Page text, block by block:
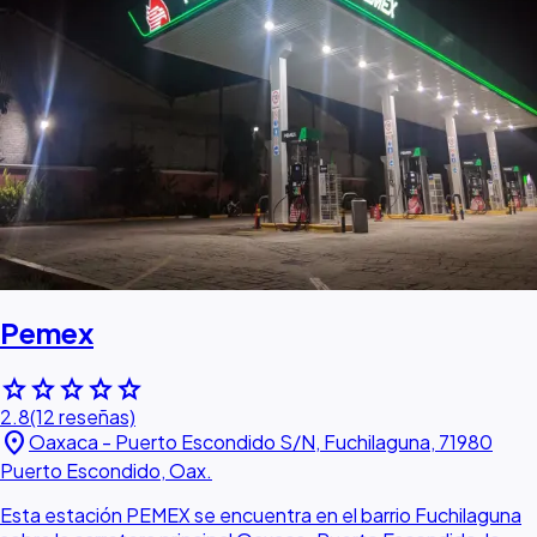
Pemex
starstarstarstarstar
2.8(12 reseñas)
location_onOaxaca - Puerto Escondido S/N, Fuchilaguna, 71980
Puerto Escondido, Oax.
Esta estación PEMEX se encuentra en el barrio Fuchilaguna